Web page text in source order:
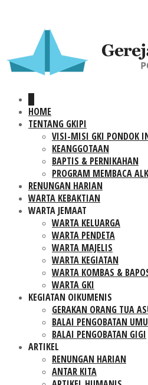
HOME
TENTANG GKIPI
VISI-MISI GKI PONDOK
KEANGGOTAAN
BAPTIS & PERNIKAHAN
PROGRAM MEMBACA
RENUNGAN HARIAN
WARTA KEBAKTIAN
WARTA JEMAAT
WARTA KELUARGA
WARTA PENDETA
WARTA MAJELIS
WARTA KEGIATAN
WARTA KOMBAS &
WARTA GKI
KEGIATAN OIKUMENIS
GERAKAN ORANG TUA
BALAI PENGOBATAN
BALAI PENGOBATAN GIGI
ARTIKEL
RENUNGAN HARIAN
ANTAR KITA